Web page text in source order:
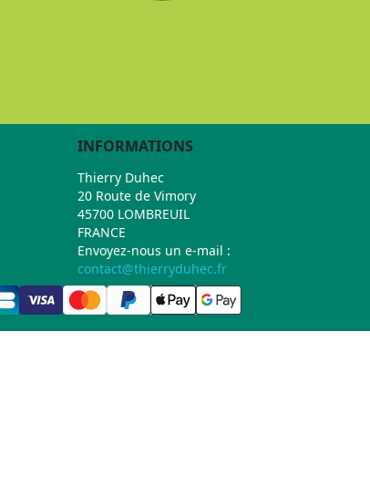
INFORMATIONS
Thierry Duhec
20 Route de Vimory
45700 LOMBREUIL
FRANCE
Envoyez-nous un e-mail :
contact@thierryduhec.fr